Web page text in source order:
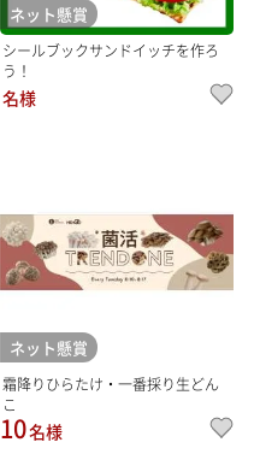
ネット懸賞
シールブックサンドイッチを作ろ
う！
名様
ネット懸賞
霜降りひらたけ・一番採り生どん
こ
10名様